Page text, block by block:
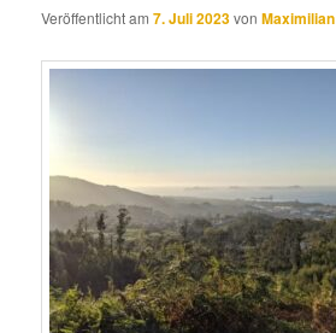
Veröffentlicht am7. Juli 2023vonMaximilian